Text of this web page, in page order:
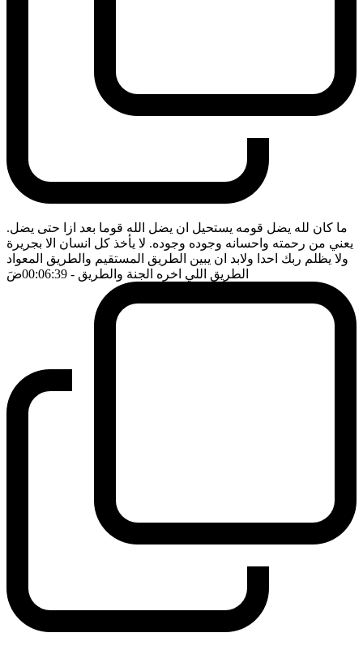
ما كان لله يضل قومه يستحيل ان يضل الله قوما بعد ازا حتى يضل.
يعني من رحمته واحسانه وجوده وجوده. لا يأخذ كل انسان الا بجريرة
ولا يظلم ربك احدا ولابد ان يبين الطريق المستقيم والطريق المعواد
الطريق اللي اخره الجنة والطريق - 00:06:39 ضَ